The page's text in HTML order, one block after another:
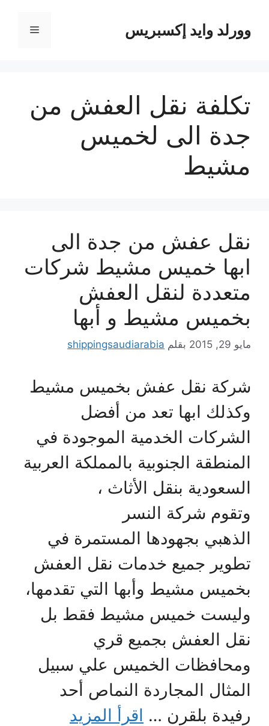
المحتوىوورلد وايد إكسبريس القائمة
تكلفة نقل العفش من
جدة الى لخميس
مشيط
نقل عفش من جدة الى
ابها خميس مشيط شركات
متعددة لنقل العفش
بخميس مشيط و أبها
مايو 29, 2015 بقلم shippingsaudiarabia
شركة نقل عفش بخميس مشيط
وكذلك ابها تعد من أفضل
الشركات الخدمية الموجودة في
المنطقة الجنوبية بالمملكة العربية
السعودية بنقل الأثاث ،
وتقوم شركة النسر
الذهبي بجهودها المستمرة في
تطوير جميع خدمات نقل العفش
بخميس مشيط وأبها التي تقدمها،
وليست خميس مشيط فقط بل
نقل العفش بجميع قري
ومحافظات الخميس علي سبيل
المثال المجاردة النماص أحد
رفيدة بلقرن … اقرأ المزيد